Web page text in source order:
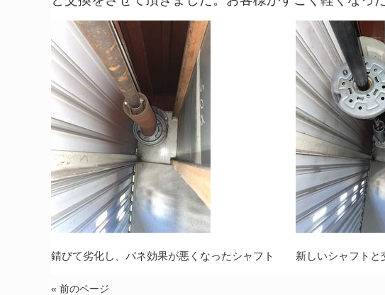
錆びて劣化し、バネ効果が悪くなったシャフト 新しいシャフトと
« 前のページ